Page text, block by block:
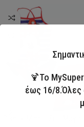
🍹Το
έως 16/8.Όλες